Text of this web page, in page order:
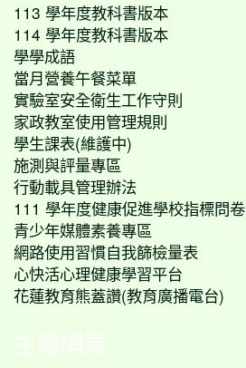
113 學年度教科書版本
114 學年度教科書版本
學學成語
當月營養午餐菜單
實驗室安全衛生工作守則
家政教室使用管理規則
學生課表(維護中)
施測與評量專區
行動載具管理辦法
111 學年度健康促進學校指標問卷
青少年媒體素養專區
網路使用習慣自我篩檢量表
心快活心理健康學習平台
花蓮教育熊蓋讚(教育廣播電台)
主題網頁